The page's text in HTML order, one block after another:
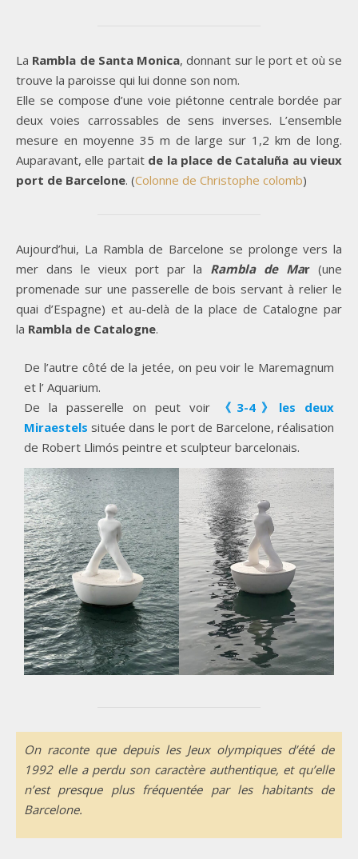
La Rambla de Santa Monica, donnant sur le port et où se
trouve la paroisse qui lui donne son nom.
Elle se compose d’une voie piétonne centrale bordée par
deux voies carrossables de sens inverses. L’ensemble
mesure en moyenne 35 m de large sur 1,2 km de long.
Auparavant, elle partait de la place de Cataluña au vieux
port de Barcelone. (Colonne de Christophe colomb)
Aujourd’hui, La Rambla de Barcelone se prolonge vers la
mer dans le vieux port par la Rambla de Mar (une
promenade sur une passerelle de bois servant à relier le
quai d’Espagne) et au-delà de la place de Catalogne par
la Rambla de Catalogne.
De l’autre côté de la jetée, on peu voir le Maremagnum
et l’ Aquarium.
De la passerelle on peut voir
《3-4》les deux
Miraestels située dans le port de Barcelone, réalisation
de Robert Llimós peintre et sculpteur barcelonais.
On raconte que depuis les Jeux olympiques d’été de
1992 elle a perdu son caractère authentique, et qu’elle
n’est presque plus fréquentée par les habitants de
Barcelone.